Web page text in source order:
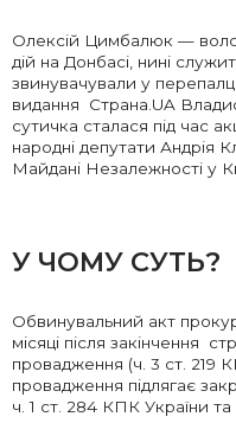
Олексій Цимбалюк —
дій на Донбасі, нині
звинувачували у
видання Страна.UA
сутичка сталася під час
народні депутати Андрія
Майдані Незалежності у
У ЧОМУ СУТЬ?
Обвинувальний акт
місяці після закінчення
провадження (ч. 3 ст. 219
провадження підлягає
ч. 1 ст. 284 КПК України